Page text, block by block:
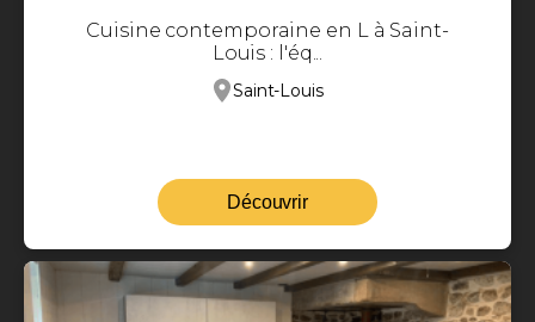
Cuisine contemporaine en L à Saint-
Louis : l'éq...
Saint-Louis
Découvrir